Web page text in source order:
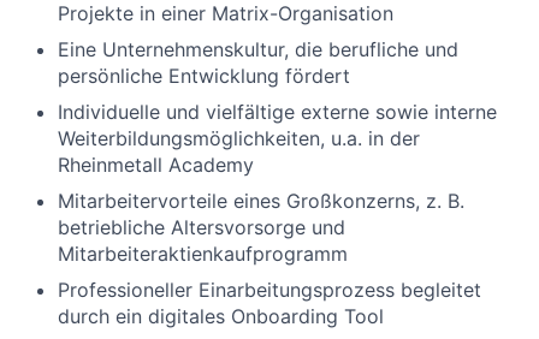
Projekte in einer Matrix-Organisation
Eine Unternehmenskultur, die berufliche und
persönliche Entwicklung fördert
Individuelle und vielfältige externe sowie interne
Weiterbildungsmöglichkeiten, u.a. in der
Rheinmetall Academy
Mitarbeitervorteile eines Großkonzerns, z. B.
betriebliche Altersvorsorge und
Mitarbeiteraktienkaufprogramm
Professioneller Einarbeitungsprozess begleitet
durch ein digitales Onboarding Tool